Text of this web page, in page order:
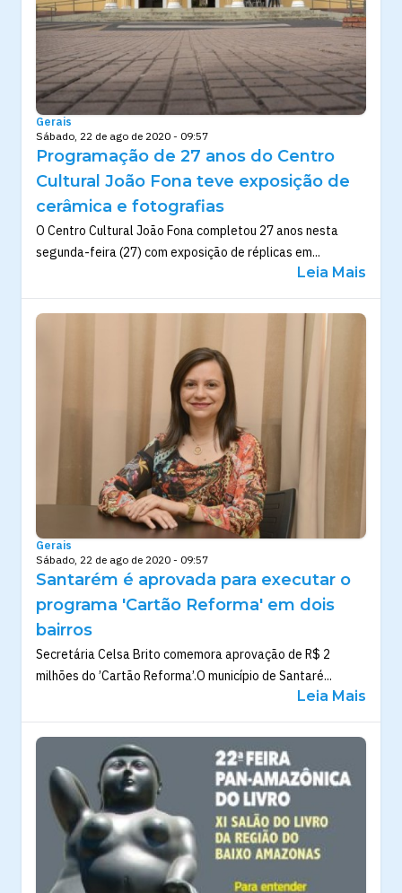
Gerais
Sábado, 22 de ago de 2020 - 09:57
Programação de 27 anos do Centro
Cultural João Fona teve exposição de
cerâmica e fotografias
O Centro Cultural João Fona completou 27 anos nesta
segunda-feira (27) com exposição de réplicas em...
Leia Mais
Gerais
Sábado, 22 de ago de 2020 - 09:57
Santarém é aprovada para executar o
programa 'Cartão Reforma' em dois
bairros
Secretária Celsa Brito comemora aprovação de R$ 2
milhões do ’Cartão Reforma’.O município de Santaré...
Leia Mais